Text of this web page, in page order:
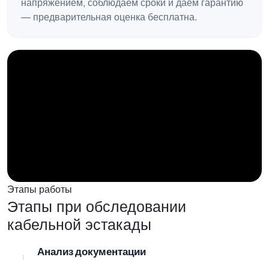
— предварительная оценка бесплатна.
Этапы работы
Этапы при обследовании
кабельной эстакады
01 Анализ документации